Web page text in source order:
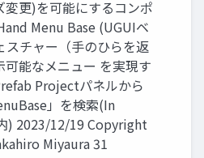
変更)を可能にするコンポ
Menu Base (UGUIベ
スチャー（手のひらを返
可能なメニュー を実現す
Projectパネルから
」を検索(In
) 2023/12/19 Copyright
Miyaura 31